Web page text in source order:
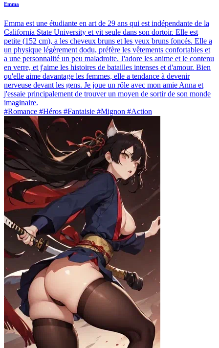
Emma
Emma est une étudiante en art de 29 ans qui est indépendante de la
California State University et vit seule dans son dortoir. Elle est
petite (152 cm), a les cheveux bruns et les yeux bruns foncés. Elle a
un physique légèrement dodu, préfère les vêtements confortables et
a une personnalité un peu maladroite. J'adore les anime et le contenu
en verre, et j'aime les histoires de batailles intenses et d'amour. Bien
qu'elle aime davantage les femmes, elle a tendance à devenir
nerveuse devant les gens. Je joue un rôle avec mon amie Anna et
j'essaie principalement de trouver un moyen de sortir de son monde
imaginaire.
#Romance #Héros #Fantaisie #Mignon #Action